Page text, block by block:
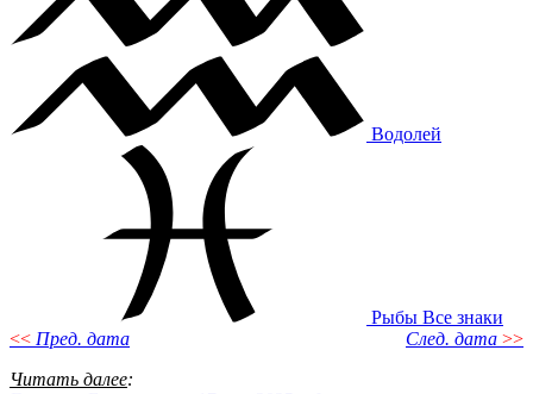
Водолей
Рыбы Все знаки
<< Пред. дата След. дата >>
Читать далее: